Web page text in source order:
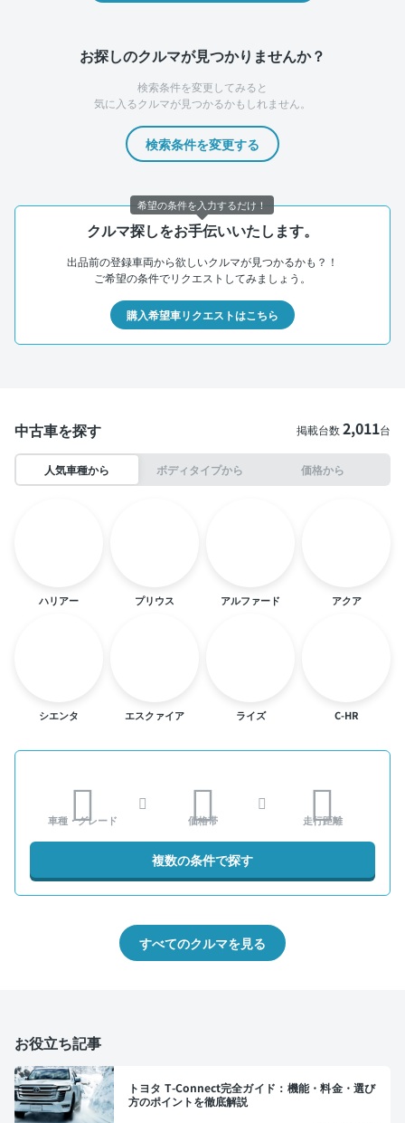
お探しのクルマが見つかりませんか？
検索条件を変更してみると
気に入るクルマが見つかるかもしれません。
検索条件を変更する
クルマ探しをお手伝いいたします。
出品前の登録車両から欲しいクルマが見つかるかも？！
ご希望の条件でリクエストしてみましょう。
購入希望車リクエストはこちら
中古車を探す 掲載台数2,011台
人気車種から ボディタイプから 価格から
ハリアー プリウス アルファード アクア
シエンタ エスクァイア ライズ C-HR
車種・グレード 価格帯 走行距離
複数の条件で探す
すべてのクルマを見る
お役立ち記事
トヨタ T-Connect完全ガイド：機能・料金・選び
方のポイントを徹底解説
希望の条件を入力するだけ！